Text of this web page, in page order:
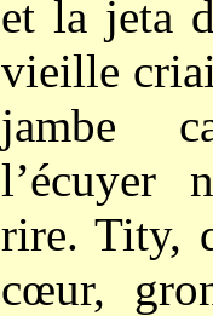
et la jeta
vieille
jambe
l’écuyer
rire. Tity,
cœur,